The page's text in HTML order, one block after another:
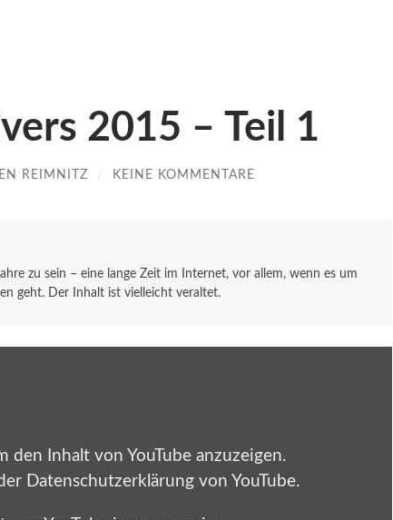
2015 – Teil 1
REIMNITZ / KEINE KOMMENTARE
zu sein – eine lange Zeit im Internet, vor allem, wenn es um
geht. Der Inhalt ist vielleicht veraltet.
den Inhalt von YouTube anzuzeigen.
Datenschutzerklärung von YouTube.